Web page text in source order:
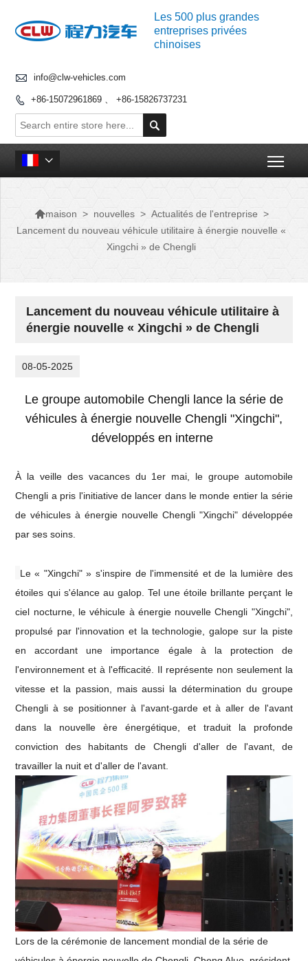
Les 500 plus grandes
entreprises privées
chinoises
 info@clw-vehicles.com
 +86-15072961869 、 +86-15826737231


maison > nouvelles > Actualités de l'entreprise >
Lancement du nouveau véhicule utilitaire à énergie nouvelle «
Xingchi » de Chengli
Lancement du nouveau véhicule utilitaire à
énergie nouvelle « Xingchi » de Chengli
08-05-2025
Le groupe automobile Chengli lance la série de
véhicules à énergie nouvelle Chengli "Xingchi",
développés en interne
À la veille des vacances du 1er mai, le groupe automobile
Chengli a pris l'initiative de lancer dans le monde entier la série
de véhicules à énergie nouvelle Chengli "Xingchi" développée
par ses soins.
Le « "Xingchi" » s'inspire de l'immensité et de la lumière des
étoiles qui s'élance au galop. Tel une étoile brillante perçant le
ciel nocturne, le véhicule à énergie nouvelle Chengli "Xingchi",
propulsé par l'innovation et la technologie, galope sur la piste
en accordant une importance égale à la protection de
l'environnement et à l'efficacité. Il représente non seulement la
vitesse et la passion, mais aussi la détermination du groupe
Chengli à se positionner à l'avant-garde et à aller de l'avant
dans la nouvelle ère énergétique, et traduit la profonde
conviction des habitants de Chengli d'aller de l'avant, de
travailler la nuit et d'aller de l'avant.
Lors de la cérémonie de lancement mondial de la série de